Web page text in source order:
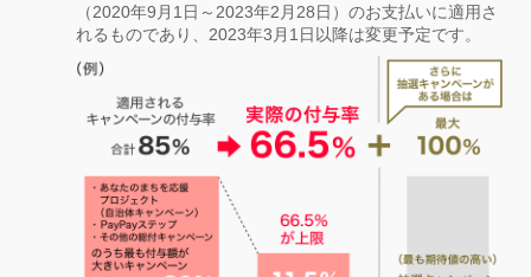
（2020年9月1日～2023年2月28日）のお支払いに適用さ
れるものであり、2023年3月1日以降は変更予定です。